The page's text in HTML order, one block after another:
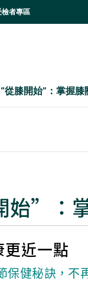
檢者專區
膝開始”：掌握膝
”：掌
近一點
健秘訣，不